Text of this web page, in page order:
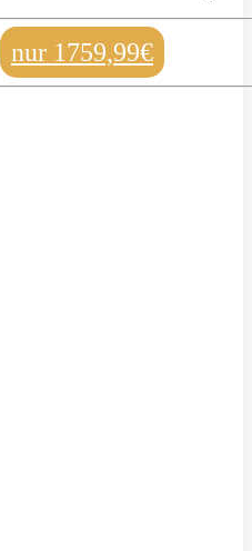
nur 1759,99€